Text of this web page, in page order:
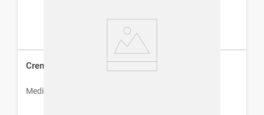
Crema Glicolic x 60 g
Medihealth